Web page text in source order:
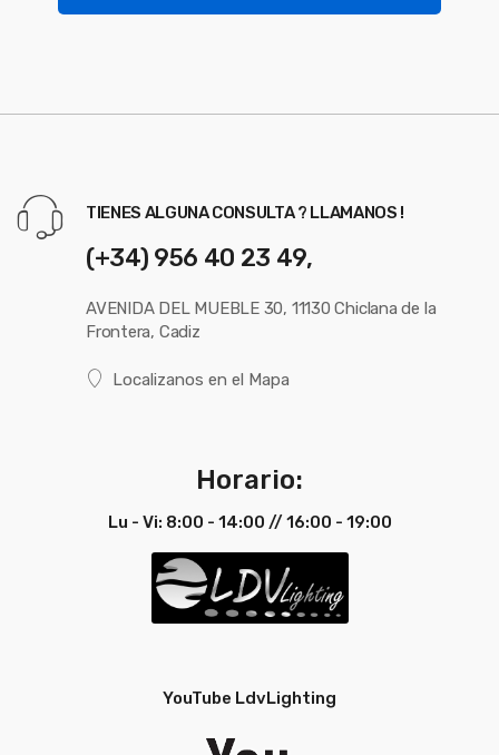
TIENES ALGUNA CONSULTA ? LLAMANOS !
(+34) 956 40 23 49,
AVENIDA DEL MUEBLE 30, 11130 Chiclana de la
Frontera, Cadiz
Localizanos en el Mapa
Horario:
Lu - Vi: 8:00 - 14:00 // 16:00 - 19:00
YouTube LdvLighting